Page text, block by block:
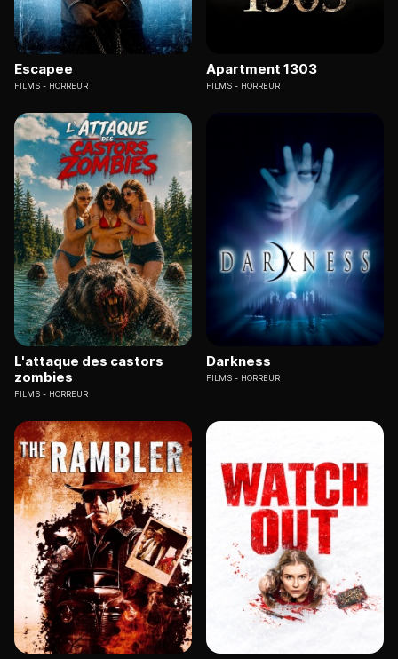
Escapee
FILMS HORREUR
Apartment 1303
FILMS HORREUR
L'attaque des castors
zombies
FILMS HORREUR
Darkness
FILMS HORREUR